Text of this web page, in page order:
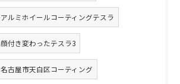
アルミホイールコーティングテスラ
顔付き変わったテスラ3
名古屋市天白区コーティング